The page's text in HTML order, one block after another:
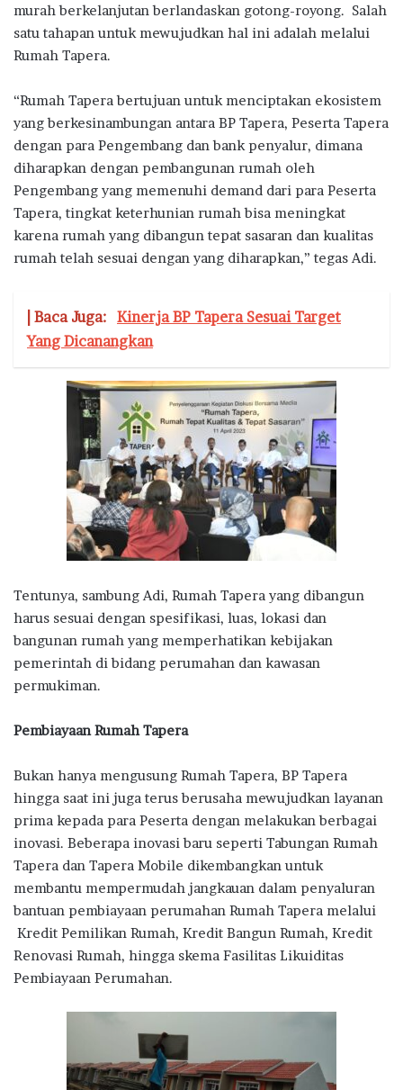
murah berkelanjutan berlandaskan gotong-royong. Salah
satu tahapan untuk mewujudkan hal ini adalah melalui
Rumah Tapera.
“Rumah Tapera bertujuan untuk menciptakan ekosistem
yang berkesinambungan antara BP Tapera, Peserta Tapera
dengan para Pengembang dan bank penyalur, dimana
diharapkan dengan pembangunan rumah oleh
Pengembang yang memenuhi demand dari para Peserta
Tapera, tingkat keterhunian rumah bisa meningkat
karena rumah yang dibangun tepat sasaran dan kualitas
rumah telah sesuai dengan yang diharapkan,” tegas Adi.
| Baca Juga: Kinerja BP Tapera Sesuai Target
Yang Dicanangkan
Tentunya, sambung Adi, Rumah Tapera yang dibangun
harus sesuai dengan spesifikasi, luas, lokasi dan
bangunan rumah yang memperhatikan kebijakan
pemerintah di bidang perumahan dan kawasan
permukiman.
Pembiayaan Rumah Tapera
Bukan hanya mengusung Rumah Tapera, BP Tapera
hingga saat ini juga terus berusaha mewujudkan layanan
prima kepada para Peserta dengan melakukan berbagai
inovasi. Beberapa inovasi baru seperti Tabungan Rumah
Tapera dan Tapera Mobile dikembangkan untuk
membantu mempermudah jangkauan dalam penyaluran
bantuan pembiayaan perumahan Rumah Tapera melalui
Kredit Pemilikan Rumah, Kredit Bangun Rumah, Kredit
Renovasi Rumah, hingga skema Fasilitas Likuiditas
Pembiayaan Perumahan.